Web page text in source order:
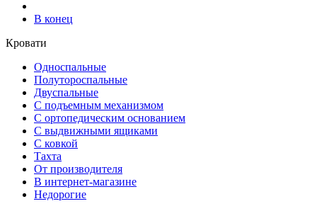
В конец
Кровати
Односпальные
Полутороспальные
Двуспальные
С подъемным механизмом
С ортопедическим основанием
С выдвижными ящиками
С ковкой
Тахта
От производителя
В интернет-магазине
Недорогие